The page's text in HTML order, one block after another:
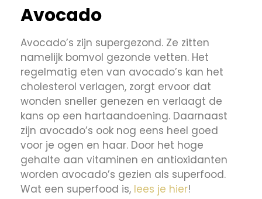
Avocado
Avocado’s zijn supergezond. Ze zitten
namelijk bomvol gezonde vetten. Het
regelmatig eten van avocado’s kan het
cholesterol verlagen, zorgt ervoor dat
wonden sneller genezen en verlaagt de
kans op een hartaandoening. Daarnaast
zijn avocado’s ook nog eens heel goed
voor je ogen en haar. Door het hoge
gehalte aan vitaminen en antioxidanten
worden avocado’s gezien als superfood.
Wat een superfood is, lees je hier!